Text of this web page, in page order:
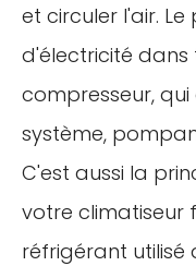
et circuler l'air.
d'électricité dans
compresseur,
système,
C'est aussi la
votre climatiseur
réfrigérant